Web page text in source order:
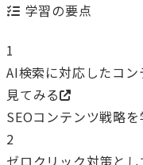
学習の要点
1
AI検索に対応したコ
見てみる
SEOコンテンツ戦略
2
ゼロクリック対策と